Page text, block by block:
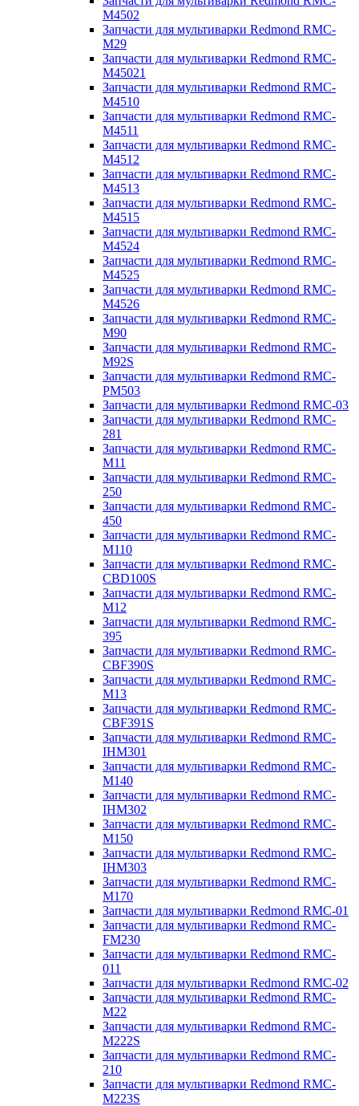
M4502
Запчасти для мультиварки Redmond RMC-
M29
Запчасти для мультиварки Redmond RMC-
M45021
Запчасти для мультиварки Redmond RMC-
M4510
Запчасти для мультиварки Redmond RMC-
M4511
Запчасти для мультиварки Redmond RMC-
M4512
Запчасти для мультиварки Redmond RMC-
M4513
Запчасти для мультиварки Redmond RMC-
M4515
Запчасти для мультиварки Redmond RMC-
M4524
Запчасти для мультиварки Redmond RMC-
M4525
Запчасти для мультиварки Redmond RMC-
M4526
Запчасти для мультиварки Redmond RMC-
M90
Запчасти для мультиварки Redmond RMC-
M92S
Запчасти для мультиварки Redmond RMC-
PM503
Запчасти для мультиварки Redmond RMC-03
Запчасти для мультиварки Redmond RMC-
281
Запчасти для мультиварки Redmond RMC-
M11
Запчасти для мультиварки Redmond RMC-
250
Запчасти для мультиварки Redmond RMC-
450
Запчасти для мультиварки Redmond RMC-
M110
Запчасти для мультиварки Redmond RMC-
CBD100S
Запчасти для мультиварки Redmond RMC-
M12
Запчасти для мультиварки Redmond RMC-
395
Запчасти для мультиварки Redmond RMC-
CBF390S
Запчасти для мультиварки Redmond RMC-
M13
Запчасти для мультиварки Redmond RMC-
CBF391S
Запчасти для мультиварки Redmond RMC-
IHM301
Запчасти для мультиварки Redmond RMC-
M140
Запчасти для мультиварки Redmond RMC-
IHM302
Запчасти для мультиварки Redmond RMC-
M150
Запчасти для мультиварки Redmond RMC-
IHM303
Запчасти для мультиварки Redmond RMC-
M170
Запчасти для мультиварки Redmond RMC-01
Запчасти для мультиварки Redmond RMC-
FM230
Запчасти для мультиварки Redmond RMC-
011
Запчасти для мультиварки Redmond RMC-02
Запчасти для мультиварки Redmond RMC-
M22
Запчасти для мультиварки Redmond RMC-
M222S
Запчасти для мультиварки Redmond RMC-
210
Запчасти для мультиварки Redmond RMC-
M223S